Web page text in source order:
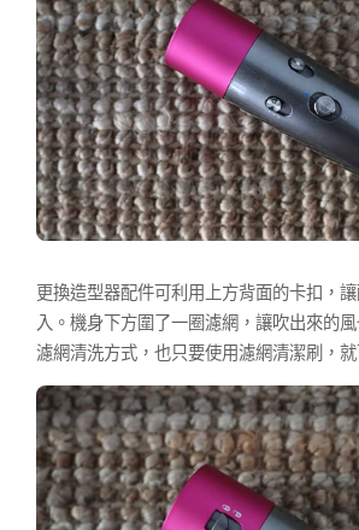
更換造型器配件可利用上方背面的卡扣，
入。機身下方圍了一圈濾網，讓吹出來的
濾網清洗方式，也只要使用濾網清潔刷，就